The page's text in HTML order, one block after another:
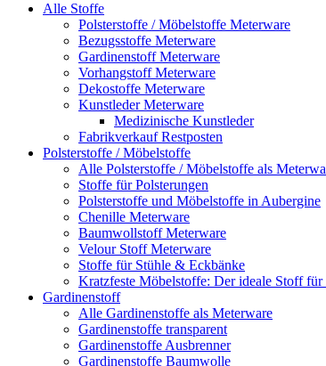
Alle Stoffe
Polsterstoffe / Möbelstoffe Meterware
Bezugsstoffe Meterware
Gardinenstoff Meterware
Vorhangstoff Meterware
Dekostoffe Meterware
Kunstleder Meterware
Medizinische Kunstleder
Fabrikverkauf Restposten
Polsterstoffe / Möbelstoffe
Alle Polsterstoffe / Möbelstoffe als
Stoffe für Polsterungen
Polsterstoffe und Möbelstoffe in Aubergine
Chenille Meterware
Baumwollstoff Meterware
Velour Stoff Meterware
Stoffe für Stühle & Eckbänke
Kratzfeste Möbelstoffe: Der ideale Stoff
Gardinenstoff
Alle Gardinenstoffe als Meterware
Gardinenstoffe transparent
Gardinenstoffe Ausbrenner
Gardinenstoffe Baumwolle